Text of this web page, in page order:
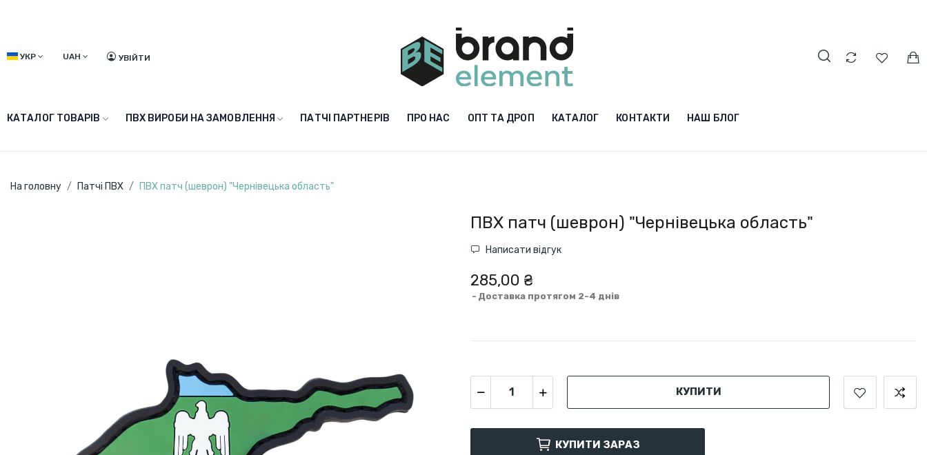
УКР UAH УВІЙТИ
КАТАЛОГ ТОВАРІВ ПВХ ВИРОБИ НА ЗАМОВЛЕННЯ ПАТЧІ ПАРТНЕРІВ ПРО НАС ОПТ ТА ДРОП КАТАЛОГ КОНТАКТИ НАШ БЛОГ
На головну Патчі ПВХ ПВХ патч (шеврон) "Чернівецька область"
ПВХ патч (шеврон) "Чернівецька область"
Написати відгук
285,00 ₴
Доставка протягом 2-4 днів
КУПИТИ
КУПИТИ ЗАРАЗ